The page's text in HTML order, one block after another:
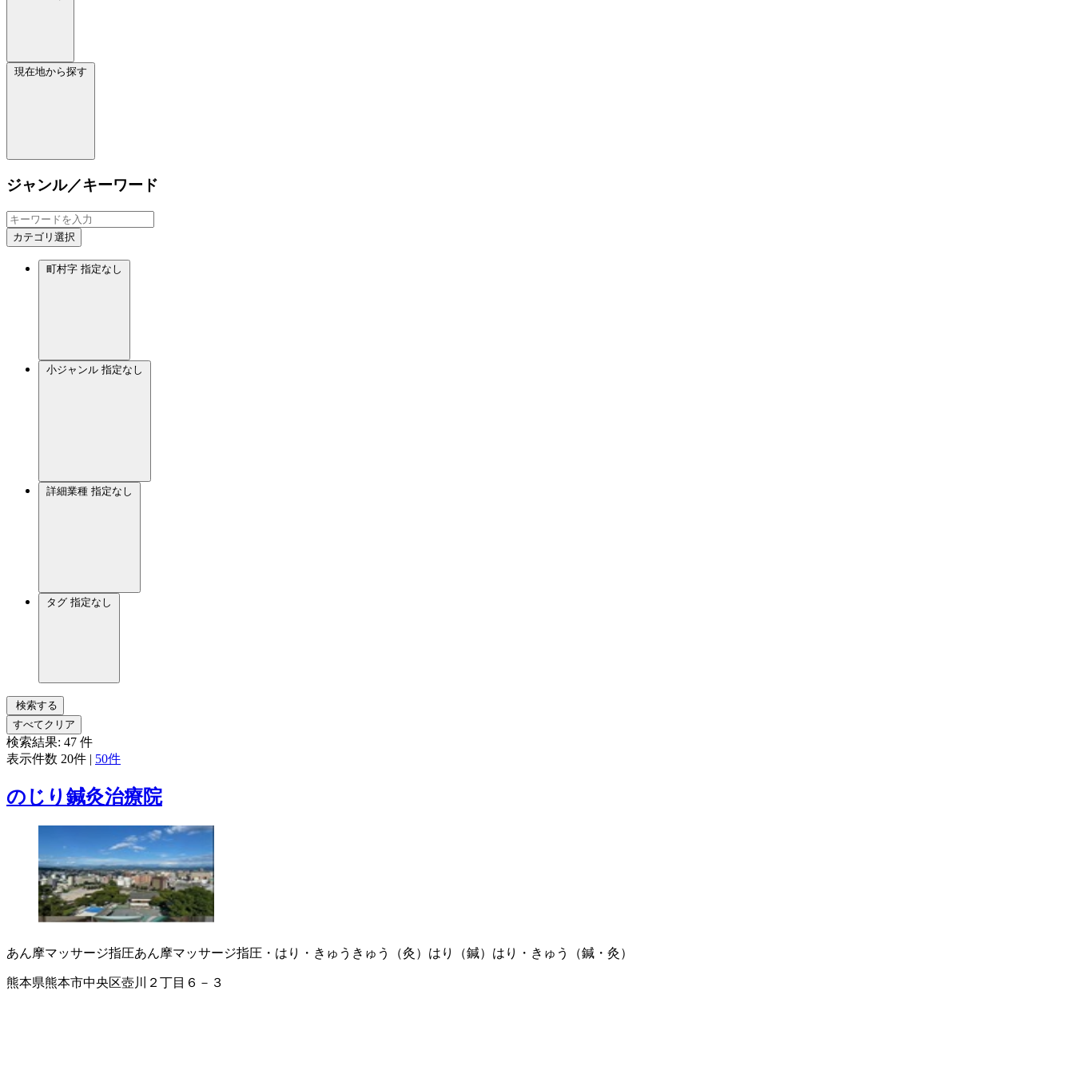
現在地から探す
ジャンル／キーワード
カテゴリ選択
町村字 指定なし
小ジャンル 指定なし
詳細業種 指定なし
タグ 指定なし
検索する
すべてクリア
検索結果: 47 件
表示件数 20件 | 50件
のじり鍼灸治療院
あん摩マッサージ指圧あん摩マッサージ指圧・はり・きゅう きゅう（灸） はり（鍼） はり・きゅう（鍼・灸）
熊本県熊本市中央区壺川２丁目６－３